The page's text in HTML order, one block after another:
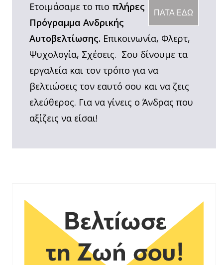
ΠΑΤΑ ΕΔΩ
Ετοιμάσαμε το πιο πλήρες
Πρόγραμμα Ανδρικής
Αυτοβελτίωσης. Επικοινωνία, Φλερτ,
Ψυχολογία, Σχέσεις. Σου δίνουμε τα
εργαλεία και τον τρόπο για να
βελτιώσεις τον εαυτό σου και να ζεις
ελεύθερος. Για να γίνεις ο Άνδρας που
αξίζεις να είσαι!